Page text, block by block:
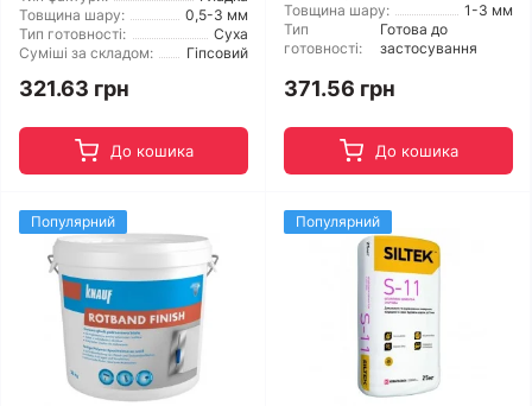
Товщина шару:
0,5-3 мм
Тип готовності:
Суха
Суміші за складом:
Гіпсовий
321.63 грн
До кошика
Товщина шару:
1-3 мм
Тип
готовності:
Готова до
застосування
371.56 грн
До кошика
Популярний Популярний